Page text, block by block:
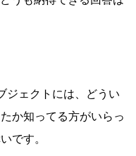
ジェクトには、どうい
か知ってる方がいらっ
です。